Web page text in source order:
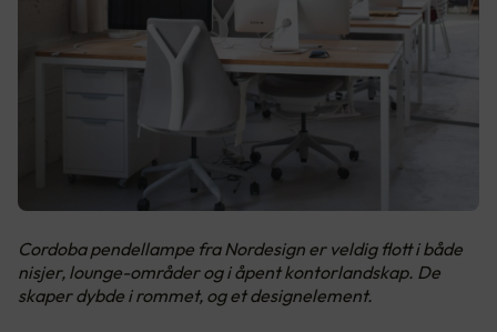
Cordoba pendellampe fra Nordesign er veldig flott i både
nisjer, lounge-områder og i åpent kontorlandskap. De
skaper dybde i rommet, og et designelement.